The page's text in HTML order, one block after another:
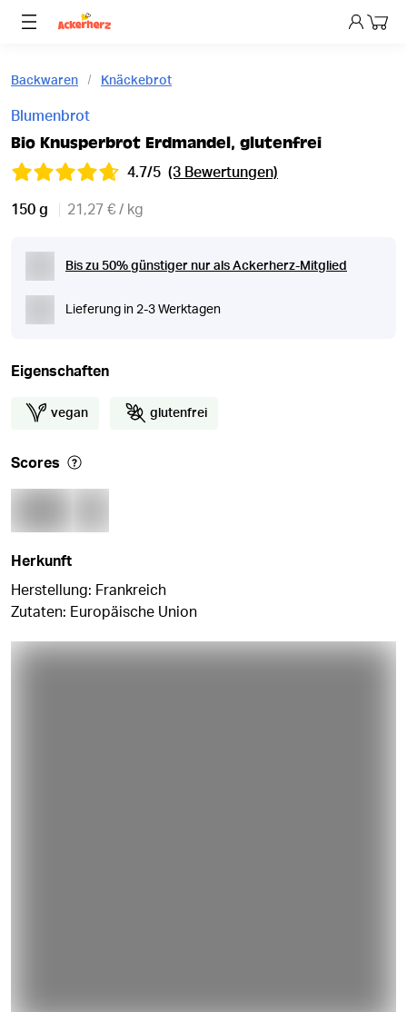
Dein
Backwaren Knäckebrot
Blumenbrot
Bio Knusperbrot Erdmandel, glutenfrei
4.7/5 (3 Bewertungen)
150 g 21,27 € / kg
Bis zu 50% günstiger nur als Ackerherz-Mitglied
Lieferung in 2-3 Werktagen
Eigenschaften
vegan glutenfrei
Scores
Herkunft
Herstellung: Frankreich
Zutaten: Europäische Union